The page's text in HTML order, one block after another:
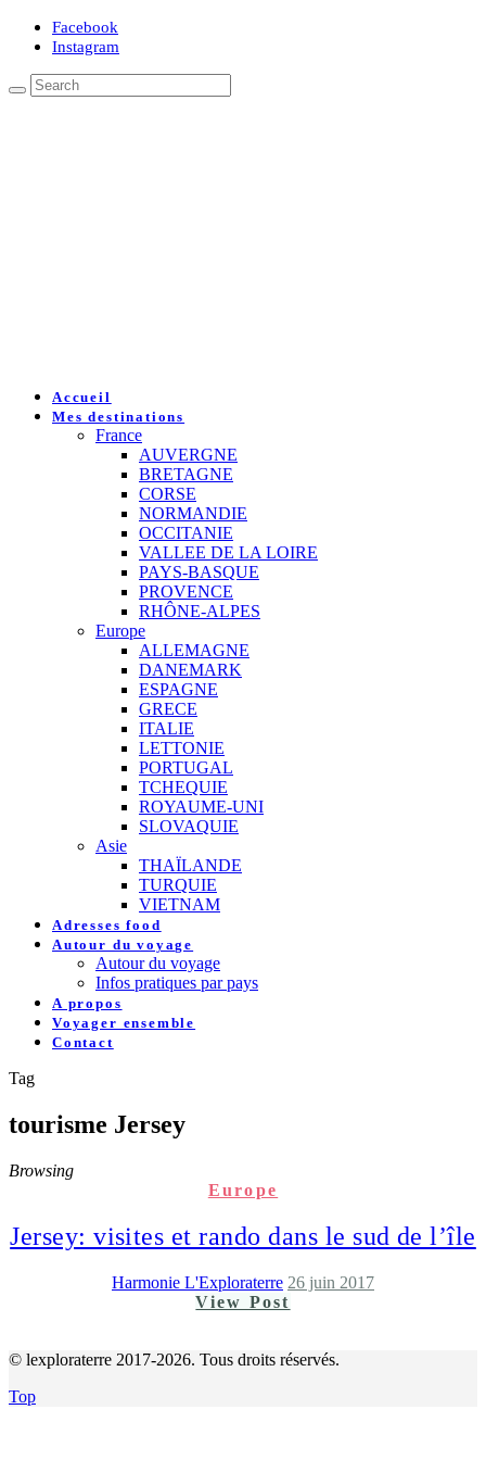
Facebook
Instagram
Accueil
Mes destinations
France
AUVERGNE
BRETAGNE
CORSE
NORMANDIE
OCCITANIE
VALLEE DE LA LOIRE
PAYS-BASQUE
PROVENCE
RHÔNE-ALPES
Europe
ALLEMAGNE
DANEMARK
ESPAGNE
GRECE
ITALIE
LETTONIE
PORTUGAL
TCHEQUIE
ROYAUME-UNI
SLOVAQUIE
Asie
THAÏLANDE
TURQUIE
VIETNAM
Adresses food
Autour du voyage
Autour du voyage
Infos pratiques par pays
A propos
Voyager ensemble
Contact
Tag
tourisme Jersey
Browsing
Europe
Jersey: visites et rando dans le sud de l’île
Harmonie L'Exploraterre 26 juin 2017
View Post
© lexploraterre 2017-2026. Tous droits réservés.
Top